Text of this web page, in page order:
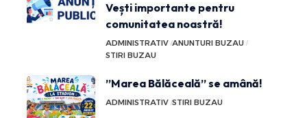
Vești importante pentru
comunitatea noastră!
ADMINISTRATIV ANUNTURI BUZAU
STIRI BUZAU
”Marea Bălăceală” se amână!
ADMINISTRATIV STIRI BUZAU